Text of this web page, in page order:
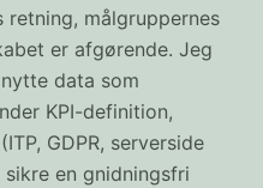
målgruppernes
er afgørende. Jeg
data som
KPI-definition,
GDPR, serverside
en gnidningsfri